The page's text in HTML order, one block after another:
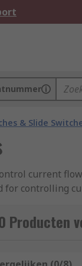
& Slide
current
for controlling
to push
Producten